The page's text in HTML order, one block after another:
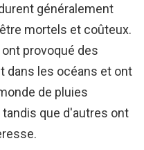
généralement
mortels et coûteux.
provoqué des
dans les océans et ont
de pluies
que d'autres ont